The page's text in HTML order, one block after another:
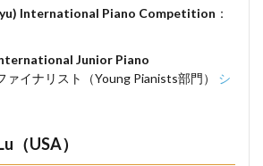
International Piano Competition ：
Junior Piano
ァイナリスト（Young Pianists部門） シ
USA）